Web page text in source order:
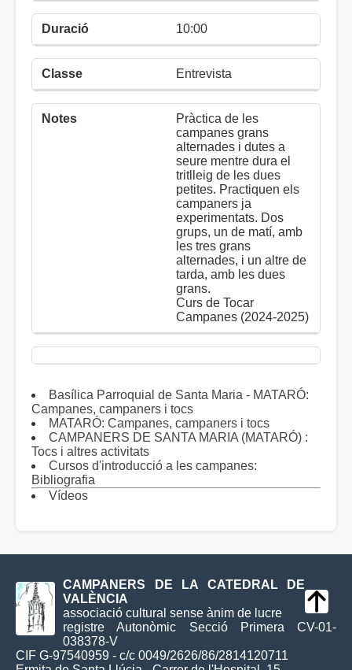
10:00
Entrevista
Pràctica de les
campanes grans
alternades i dutes a
seure mentre dura el
tritlleig de les dues
petites. Practiquen els
campaners ja
experimentats. Dos
grups, un de matí, amb
les tres grans
alternades, i un altre de
tarda, amb les dues
grans.
Curs de Tocar
Campanes (2024-2025)
Basílica Parroquial de Santa Maria - MATARÓ:
Campanes, campaners i tocs
MATARÓ: Campanes, campaners i tocs
CAMPANERS DE SANTA MARIA (MATARÓ) :
Tocs i altres activitats
Cursos d'introducció a les campanes:
Bibliografia
Vídeos
CAMPANERS DE LA CATEDRAL DE
VALÈNCIA
associació cultural sense ànim de lucre
registre Autonòmic Secció Primera CV-01-
038378-V
CIF G-97540959 - c/c 0049/2626/86/2814120711